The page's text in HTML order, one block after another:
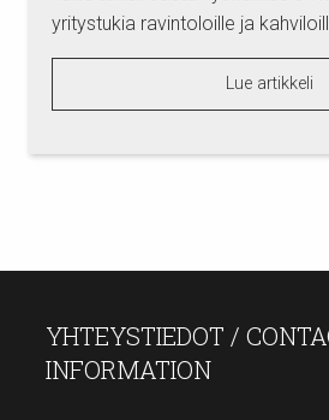
yritystukia ravintoloille ja
Lue artikkeli
YHTEYSTIEDOT /
INFORMATION